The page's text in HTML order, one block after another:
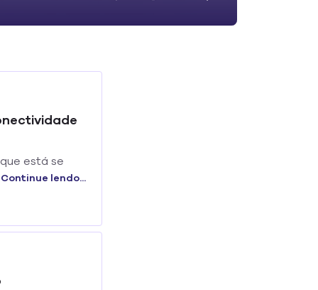
está se
na rede
Continue lendo...